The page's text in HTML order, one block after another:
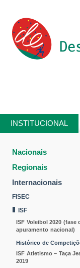
INSTITUCIONAL
Está aqui
Nacionais
Regionais
Internacionais
FISEC
ISF
ISF Voleibol 2020 (fase
apuramento nacional)
Histórico de
ISF Atletismo – Taça
2019